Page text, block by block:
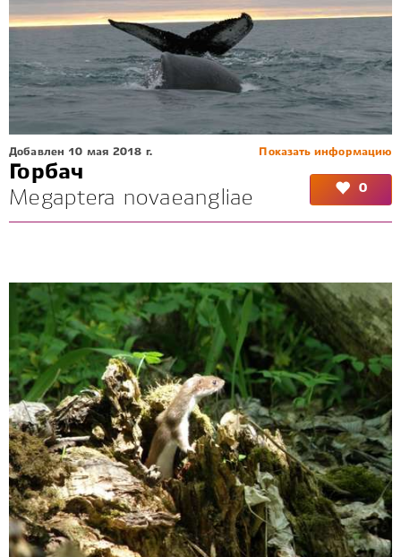
Показать информацию
Добавлен 10 мая 2018 г.
Горбач
Megaptera novaeangliae
0